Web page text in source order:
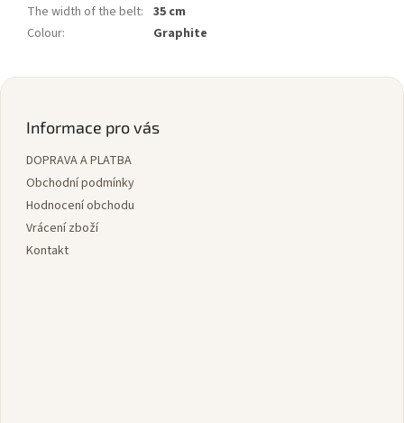
The width of the belt: 35 cm
Colour: Graphite
Z
Informace pro vás
DOPRAVA A PLATBA
Obchodní podmínky
Hodnocení obchodu
Vrácení zboží
Kontakt